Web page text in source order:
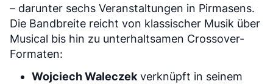
– darunter sechs Veranstaltungen in Pirmasens.
Die Bandbreite reicht von klassischer Musik über
Musical bis hin zu unterhaltsamen Crossover-
Formaten:
Wojciech Waleczek verknüpft in seinem